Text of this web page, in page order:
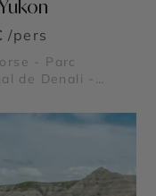
/pers
- Parc
de Denali -
Kenai - Baie du